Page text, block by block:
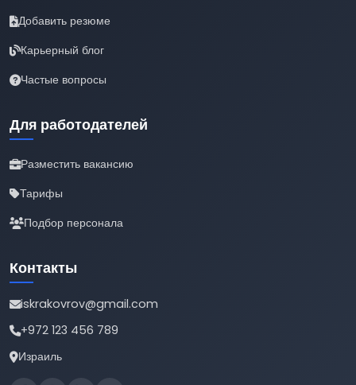
Добавить резюме
Карьерный блог
Частые вопросы
Для работодателей
Разместить вакансию
Тарифы
Подбор персонала
Контакты
iskrakovrov@gmail.com
+972 123 456 789
Израиль